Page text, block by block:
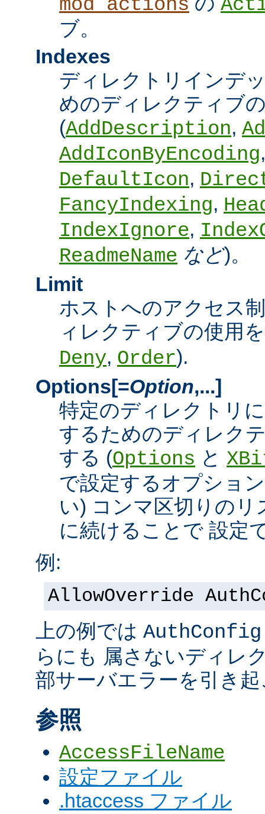
mod_actions
ブ。
Indexes
ディレクトリインデ
めのディレクティブ
(AddDescription,
AddIconByEncoding
DefaultIcon,
FancyIndexing,
IndexIgnore,
ReadmeName など)。
Limit
ホストへのアクセス
ィレクティブの使用
Deny, Order).
Options[=Option,...]
特定のディレクトリ
するためのディレク
する (Options と
で設定するオプショ
い) コンマ区切りの
に続けることで 設定
例:
AllowOverride
上の例では AuthConfig
らにも 属さないディレ
部サーバエラーを引き
参照
AccessFileName
設定ファイル
.htaccess ファイル